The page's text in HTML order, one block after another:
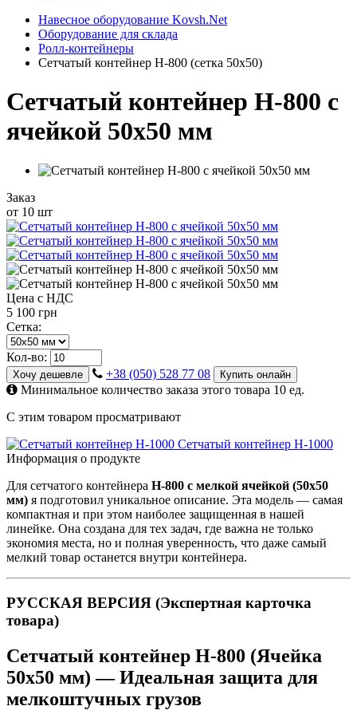
Навесное оборудование Kovsh.Net
Оборудование для склада
Ролл-контейнеры
Сетчатый контейнер H-800 (сетка 50x50)
Сетчатый контейнер H-800 с
ячейкой 50х50 мм
Заказ
от 10 шт
Цена с НДС
5 100 грн
Сетка:
Кол-во:
Хочу дешевле +38 (050) 528 77 08 Купить онлайн
Минимальное количество заказа этого товара 10 ед.
С этим товаром просматривают
Сетчатый контейнер H-1000
Информация о продукте
Для сетчатого контейнера H-800 с мелкой ячейкой (50х50
мм) я подготовил уникальное описание. Эта модель — самая
компактная и при этом наиболее защищенная в нашей
линейке. Она создана для тех задач, где важна не только
экономия места, но и полная уверенность, что даже самый
мелкий товар останется внутри контейнера.
РУССКАЯ ВЕРСИЯ (Экспертная карточка
товара)
Сетчатый контейнер H-800 (Ячейка
50х50 мм) — Идеальная защита для
мелкоштучных грузов